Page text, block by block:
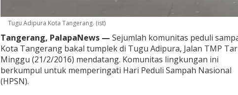
Tugu Adipura Kota Tangerang. (ist)
Tangerang, PalapaNews — Sejumlah komunitas peduli
Kota Tangerang bakal tumplek di Tugu Adipura, Jalan TMP
Minggu (21/2/2016) mendatang. Komunitas lingkungan ini
berkumpul untuk memperingati Hari Peduli Sampah Nasional
(HPSN).